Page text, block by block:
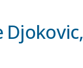
Djokovic,